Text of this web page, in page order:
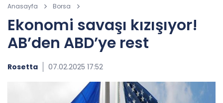
Anasayfa Borsa
Ekonomi savaşı kızışıyor!
AB’den ABD’ye rest
Rosetta 07.02.2025 17:52